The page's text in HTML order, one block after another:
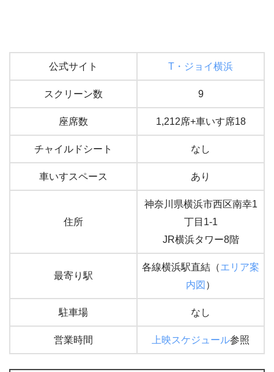
公式サイト T・ジョイ横浜
スクリーン数 9
座席数 1,212席+車いす席18
チャイルドシート なし
車いすスペース あり
住所
神奈川県横浜市西区南幸1
丁目1-1
JR横浜タワー8階
最寄り駅
各線横浜駅直結（エリア案
内図 ）
駐車場 なし
営業時間 上映スケジュール参照